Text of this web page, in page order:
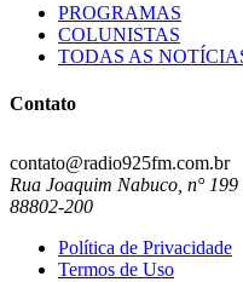
PROGRAMAS
COLUNISTAS
TODAS AS
Contato
contato@radio925fm.com.br
Rua Joaquim Nabuco, n°
88802-200
Política de Privacidade
Termos de Uso